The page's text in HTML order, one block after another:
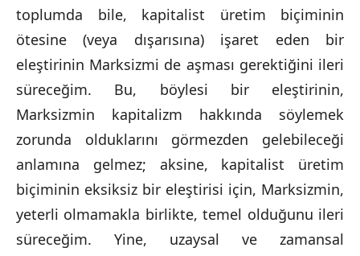
toplumda bile, kapitalist üretim biçiminin
ötesine (veya dışarısına) işaret eden bir
eleştirinin Marksizmi de aşması gerektiğini ileri
süreceğim. Bu, böylesi bir eleştirinin,
Marksizmin kapitalizm hakkında söylemek
zorunda olduklarını görmezden gelebileceği
anlamına gelmez; aksine, kapitalist üretim
biçiminin eksiksiz bir eleştirisi için, Marksizmin,
yeterli olmamakla birlikte, temel olduğunu ileri
süreceğim. Yine, uzaysal ve zamansal